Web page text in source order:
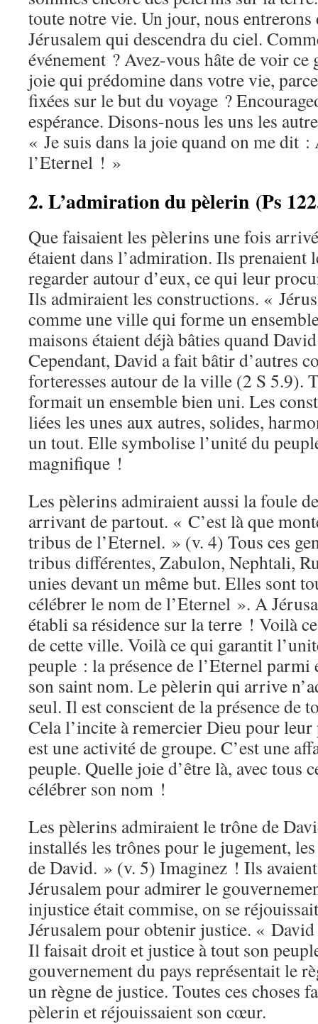
toute notre vie. Un jour, nous entrerons
Jérusalem qui descendra du ciel.
événement ? Avez-vous hâte de voir
joie qui prédomine dans votre vie,
fixées sur le but du voyage ?
espérance. Disons-nous les uns les
« Je suis dans la joie quand on me dit
l’Eternel ! »
2. L’admiration du pèlerin (Ps
Que faisaient les pèlerins une fois
étaient dans l’admiration. Ils prenaient
regarder autour d’eux, ce qui leur
Ils admiraient les constructions. «
comme une ville qui forme un
maisons étaient déjà bâties quand
Cependant, David a fait bâtir d’autres
forteresses autour de la ville (2 S 5.9).
formait un ensemble bien uni. Les
liées les unes aux autres, solides,
un tout. Elle symbolise l’unité du
magnifique !
Les pèlerins admiraient aussi la foule
arrivant de partout. « C’est là que
tribus de l’Eternel. » (v. 4) Tous ces
tribus différentes, Zabulon, Nephtali,
unies devant un même but. Elles sont
célébrer le nom de l’Eternel ». A
établi sa résidence sur la terre ! Voilà
de cette ville. Voilà ce qui garantit
peuple : la présence de l’Eternel parmi
son saint nom. Le pèlerin qui arrive
seul. Il est conscient de la présence de
Cela l’incite à remercier Dieu pour leur
est une activité de groupe. C’est une
peuple. Quelle joie d’être là, avec tous
célébrer son nom !
Les pèlerins admiraient le trône de
installés les trônes pour le jugement,
de David. » (v. 5) Imaginez ! Ils
Jérusalem pour admirer le
injustice était commise, on se
Jérusalem pour obtenir justice. «
Il faisait droit et justice à tout son
gouvernement du pays représentait le
un règne de justice. Toutes ces choses
pèlerin et réjouissaient son cœur.